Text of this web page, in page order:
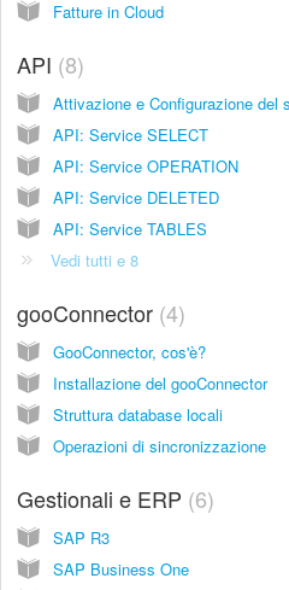
Fatture in Cloud
API 8
Attivazione e Configurazione del
API: Service SELECT
API: Service OPERATION
API: Service DELETED
API: Service TABLES
Vedi tutti e 8
gooConnector 4
GooConnector, cos'è?
Installazione del gooConnector
Struttura database locali
Operazioni di sincronizzazione
Gestionali e ERP 6
SAP R3
SAP Business One